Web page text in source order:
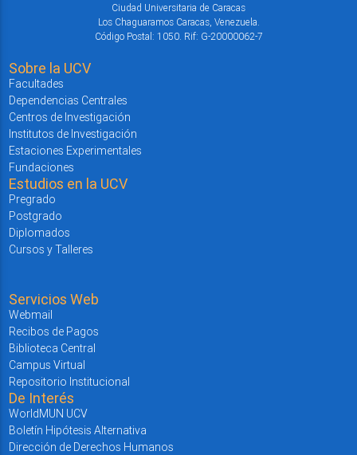
Ciudad Universitaria de Caracas
Los Chaguaramos Caracas, Venezuela.
Código Postal: 1050. Rif: G-20000062-7
Sobre la UCV
Facultades
Dependencias Centrales
Centros de Investigación
Institutos de Investigación
Estaciones Experimentales
Fundaciones
Estudios en la UCV
Pregrado
Postgrado
Diplomados
Cursos y Talleres
Servicios Web
Webmail
Recibos de Pagos
Biblioteca Central
Campus Virtual
Repositorio Institucional
De Interés
WorldMUN UCV
Boletín Hipótesis Alternativa
Dirección de Derechos Humanos